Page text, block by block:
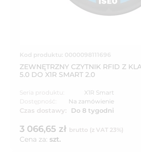
Kod produktu: 0000098111696
ZEWNĘTRZNY CZYTNIK RFID Z
5.0 DO X1R SMART 2.0
Seria produktu:
X1R Smart
Dostępność:
Na zamówienie
Czas dostawy: Do 8 tygodni
3 066,65 zł brutto (z VAT 23%)
Cena za: szt.